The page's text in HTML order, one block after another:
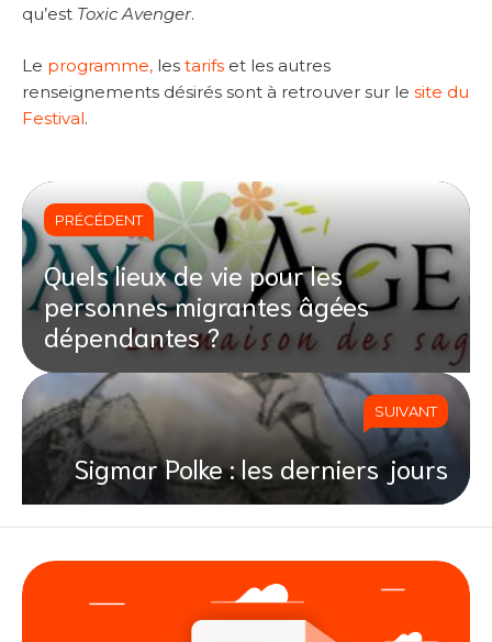
qu’est Toxic Avenger.
Le programme, les tarifs et les autres
renseignements désirés sont à retrouver sur le site du
Festival.
PRÉCÉDENT
Quels lieux de vie pour les
personnes migrantes âgées
dépendantes ?
SUIVANT
Sigmar Polke : les derniers jours